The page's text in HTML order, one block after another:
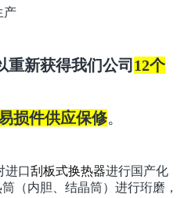
产
重新获得我们公司 12个
损件供应保修。
进口刮板式换热器进行国产化
（内胆、结晶筒）进行珩磨，